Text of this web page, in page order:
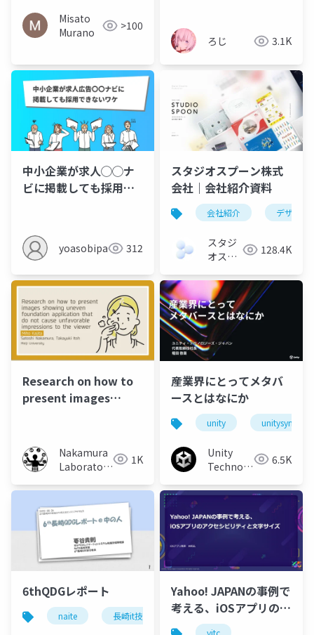
Misato
Murano
>100
ろじ 3.1K
中小企業が求人◯◯ナ
ビに掲載しても採用で
yoasobipartner312
スタジオスプーン株式
会社｜会社紹介資料
会社紹介 デザイン
スタジ
オスプ
式会社
128.4K
Research on how to
present images
application that do
not cause
unfavorable
impressions to the
viewer
Nakamura
Laboratory
University)
1K
産業界にとってメタバ
ースとはなにか
unity unitysync
Unity
Technologies 6.5K
6thQDGレポート
naite 長崎it技術者会
Yahoo! JAPANの事例で
考える、iOSアプリのア
クセシビリティと文字
yjtc